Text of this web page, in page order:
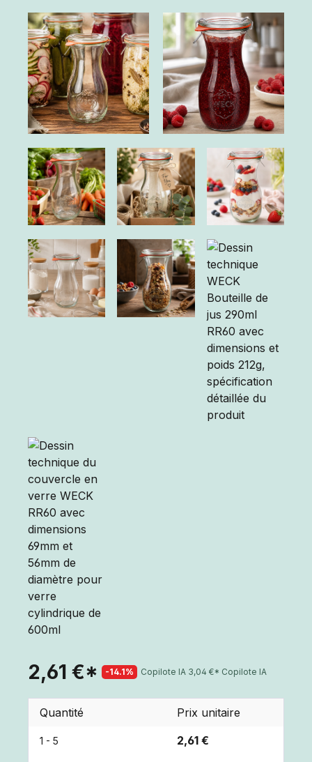
2,61 €* -14.1% Copilote IA 3,04 €* Copilote IA
Quantité Prix unitaire
1 - 5 2,61 €